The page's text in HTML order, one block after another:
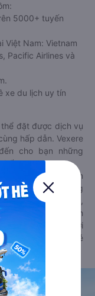
5000+ tuyến
Việt Nam: Vietnam
Pacific Airlines và
xe du lịch uy tín
đặt được dịch vụ
hấp dẫn. Vexere
cho bạn những
các phương tiện
Goyolo là nền tảng
cả, giờ khởi hành,
máy bay, xe khách
liên kết trực tiếp với
luôn đảm bảo có vé
bay,